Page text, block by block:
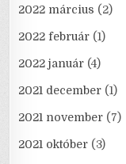
2022 március (2)
2022 február (1)
2022 január (4)
2021 december (1)
2021 november (7)
2021 október (3)